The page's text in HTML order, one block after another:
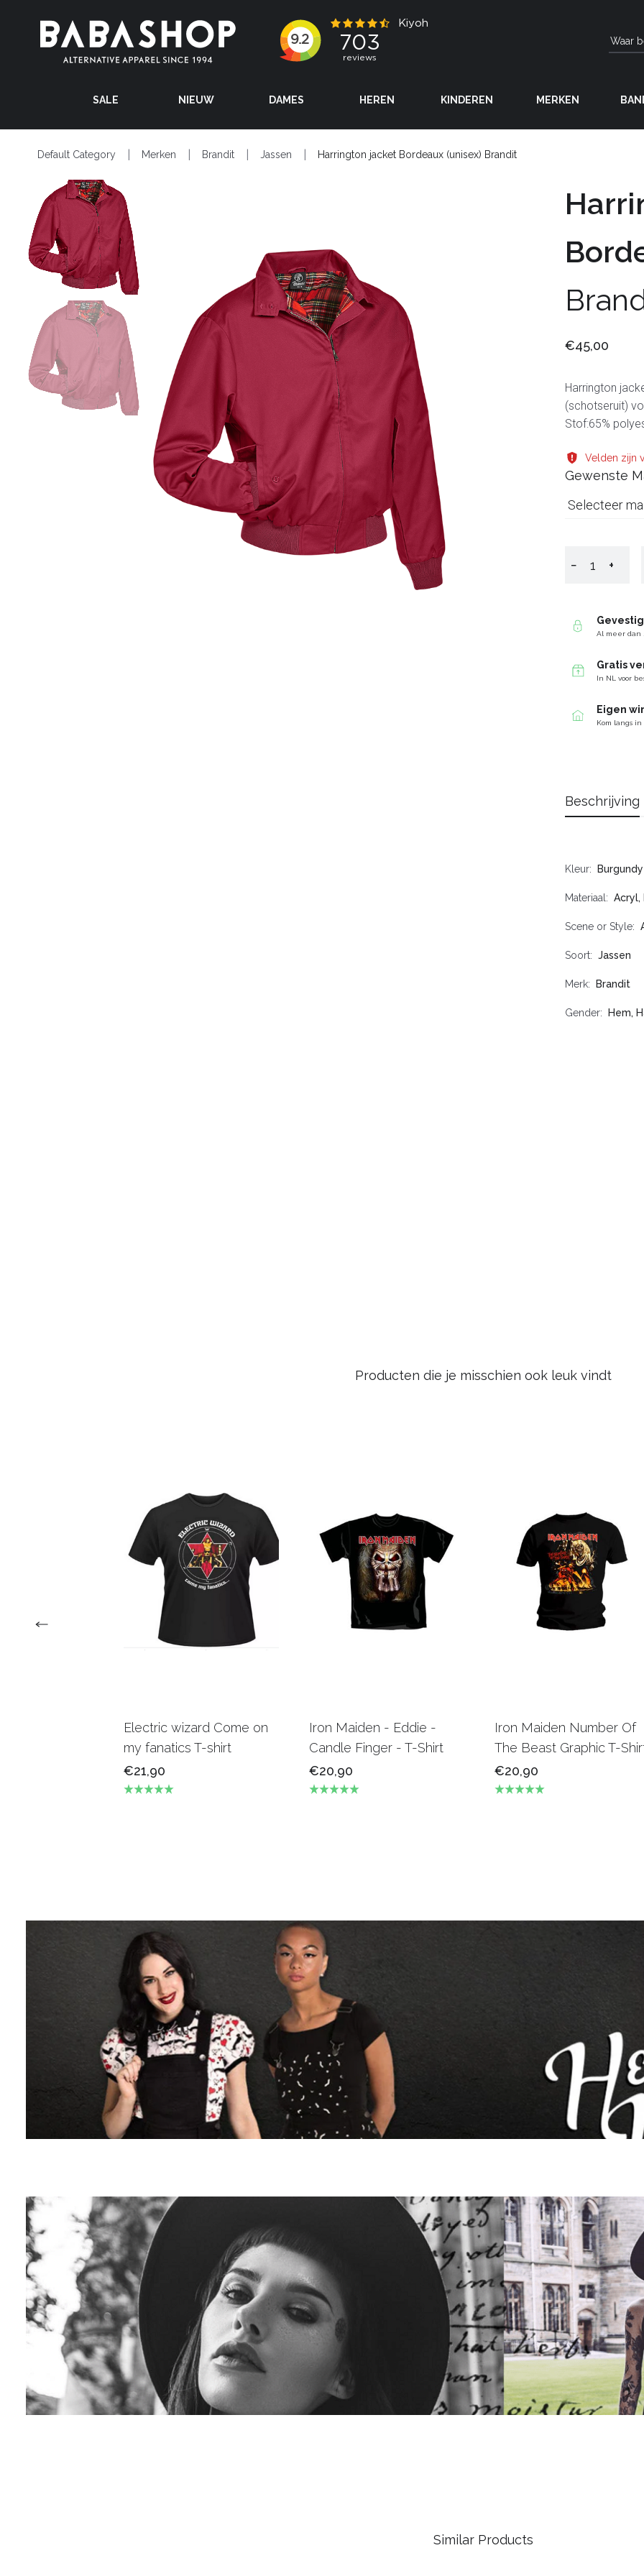
SALE NIEUW DAMES HEREN KINDEREN MERKEN
Default Category Merken Brandit Jassen Harrington jacket Bordeaux (unisex) Brandit
€45,00
Harrington
(schotseruit)
Stof:65%
Velden zijn
Gewenste
Selecteer
− +
Al meer dan
Gratis
In NL voor
Eigen
Kom langs
Beschrijving
Kleur Burgundy
Materiaal Acryl,
Scene or Style
Soort Jassen
Merk Brandit
Gender Hem,
Producten die je misschien ook leuk vindt
Electric wizard Come on
my fanatics T-shirt
€21,90
Iron Maiden - Eddie -
Candle Finger - T-Shirt
€20,90
Iron Maiden Number Of
The Beast Graphic T-
€20,90
Similar Products